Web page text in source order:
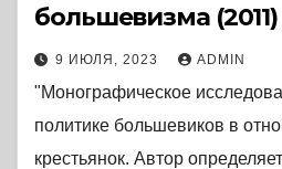
большевизма
9 ИЮЛЯ, 2023 ADMIN
"Монографическое
политике большевиков в
крестьянок. Автор